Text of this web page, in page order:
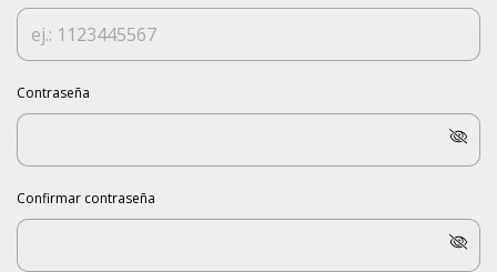
Contraseña
Confirmar contraseña